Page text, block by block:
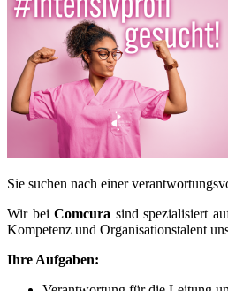
Sie suchen nach einer
Wir beiComcura sind spezialisiert
Kompetenz und Organisationstalent
Ihre Aufgaben: